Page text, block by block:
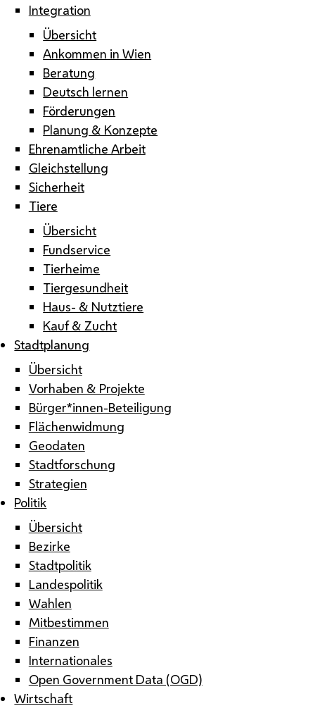
Integration
Übersicht
Ankommen in Wien
Beratung
Deutsch lernen
Förderungen
Planung & Konzepte
Ehrenamtliche Arbeit
Gleichstellung
Sicherheit
Tiere
Übersicht
Fundservice
Tierheime
Tiergesundheit
Haus- & Nutztiere
Kauf & Zucht
Stadtplanung
Übersicht
Vorhaben & Projekte
Bürger*innen-Beteiligung
Flächenwidmung
Geodaten
Stadtforschung
Strategien
Politik
Übersicht
Bezirke
Stadtpolitik
Landespolitik
Wahlen
Mitbestimmen
Finanzen
Internationales
Open Government Data (OGD)
Wirtschaft